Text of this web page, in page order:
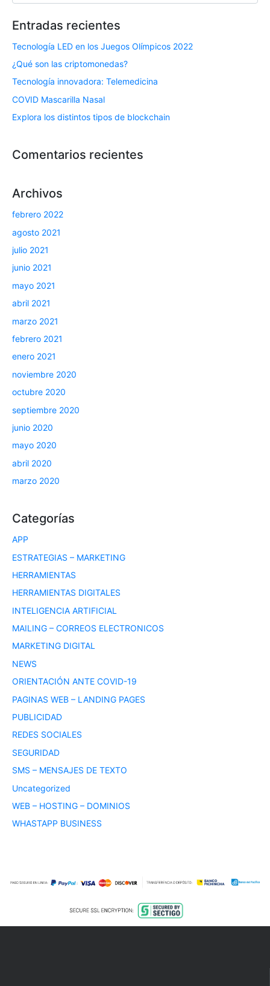
Entradas recientes
Tecnología LED en los Juegos Olímpicos 2022
¿Qué son las criptomonedas?
Tecnología innovadora: Telemedicina
COVID Mascarilla Nasal
Explora los distintos tipos de blockchain
Comentarios recientes
Archivos
febrero 2022
agosto 2021
julio 2021
junio 2021
mayo 2021
abril 2021
marzo 2021
febrero 2021
enero 2021
noviembre 2020
octubre 2020
septiembre 2020
junio 2020
mayo 2020
abril 2020
marzo 2020
Categorías
APP
ESTRATEGIAS – MARKETING
HERRAMIENTAS
HERRAMIENTAS DIGITALES
INTELIGENCIA ARTIFICIAL
MAILING – CORREOS ELECTRONICOS
MARKETING DIGITAL
NEWS
ORIENTACIÓN ANTE COVID-19
PAGINAS WEB – LANDING PAGES
PUBLICIDAD
REDES SOCIALES
SEGURIDAD
SMS – MENSAJES DE TEXTO
Uncategorized
WEB – HOSTING – DOMINIOS
WHASTAPP BUSINESS